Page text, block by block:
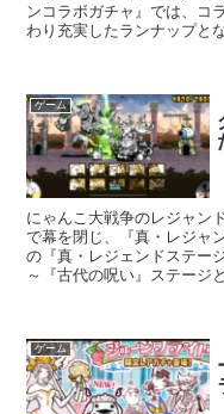
ンコラボガチャ』では、コ
わり充実したランナップと
ゲーム
にゃんこ大戦争のレジャン
で幕を閉じ、『真・レジャ
の『真・レジェンドステー
～『古代の呪い』ステージ
ゲーム